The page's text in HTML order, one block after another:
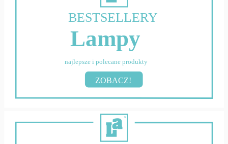
BESTSELLERY
Lampy
najlepsze i polecane produkty
ZOBACZ!